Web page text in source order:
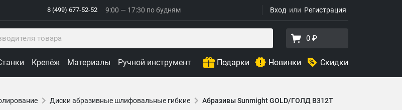
Вход Регистрация
8 (499) 677-52-52 9:00 — 17:30 по будням
0 ₽
Крепёж Материалы Ручной инструмент Подарки Новинки Скидки
Диски абразивные шлифовальные гибкие Абразивы Sunmight GOLD/ГОЛД B312T